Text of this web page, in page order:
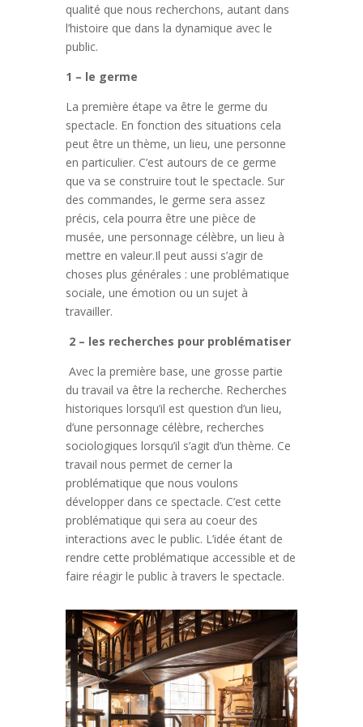
qualité que nous recherchons, autant dans
l’histoire que dans la dynamique avec le
public.
1 – le germe
La première étape va être le germe du
spectacle. En fonction des situations cela
peut être un thème, un lieu, une personne
en particulier. C’est autours de ce germe
que va se construire tout le spectacle. Sur
des commandes, le germe sera assez
précis, cela pourra être une pièce de
musée, une personnage célèbre, un lieu à
mettre en valeur.Il peut aussi s’agir de
choses plus générales : une problématique
sociale, une émotion ou un sujet à
travailler.
2 – les recherches pour problématiser
Avec la première base, une grosse partie
du travail va être la recherche. Recherches
historiques lorsqu’il est question d’un lieu,
d’une personnage célèbre, recherches
sociologiques lorsqu’il s’agit d’un thème. Ce
travail nous permet de cerner la
problématique que nous voulons
développer dans ce spectacle. C’est cette
problématique qui sera au coeur des
interactions avec le public. L’idée étant de
rendre cette problématique accessible et de
faire réagir le public à travers le spectacle.